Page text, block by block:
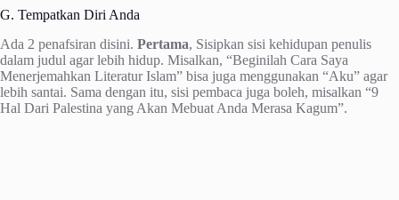
G. Tempatkan Diri Anda
Ada 2 penafsiran disini. Pertama, Sisipkan sisi kehidupan penulis
dalam judul agar lebih hidup. Misalkan, “Beginilah Cara Saya
Menerjemahkan Literatur Islam” bisa juga menggunakan “Aku” agar
lebih santai. Sama dengan itu, sisi pembaca juga boleh, misalkan “9
Hal Dari Palestina yang Akan Mebuat Anda Merasa Kagum”.